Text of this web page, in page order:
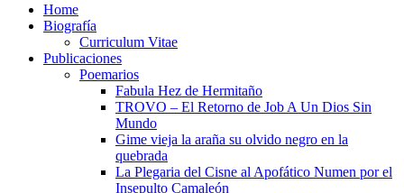
Home
Biografía
Curriculum Vitae​
Publicaciones
Poemarios
Fabula Hez de Hermitaño
TROVO – El Retorno de Job A Un Dios Sin
Mundo
Gime vieja la araña su olvido negro en la
quebrada
La Plegaria del Cisne al Apofático Numen por el
Insepulto Camaleón